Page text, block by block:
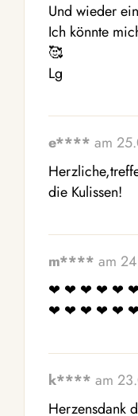
Und wieder
Ich könnte
🥰
e**** am
die Kulissen!
m**** am
❤ ️❤ ️❤ ️❤ ️❤ ️❤
❤ ️❤ ️❤ ️❤ ️❤
k**** am
Herzensdank